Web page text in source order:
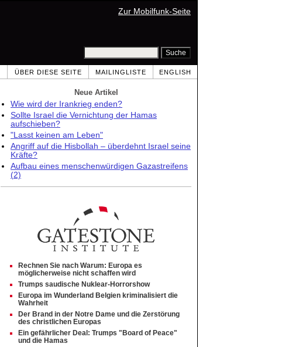
Zur Mobilfunk-Seite
ÜBER DIESE SEITE MAILINGLISTE ENGLISH
Neue Artikel
Wie wird der Irankrieg enden?
Sollte Israel die Vernichtung der Hamas
aufschieben?
"Lasst keinen am Leben"
Angriff auf die Hisbollah – überdehnt Israel seine
Kräfte?
Aufbau eines menschenwürdigen Gazastreifens
(2)
Rechnen Sie nach Warum: Europa es
möglicherweise nicht schaffen wird
Trumps saudische Nuklear-Horrorshow
Europa im Wunderland Belgien kriminalisiert die
Wahrheit
Der Brand in der Notre Dame und die Zerstörung
des christlichen Europas
Ein gefährlicher Deal: Trumps "Board of Peace"
und die Hamas